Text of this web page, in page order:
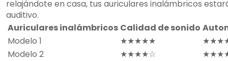
relajándote en casa, tus auriculares inalámbricos
auditivo.
Auriculares inalámbricos Calidad de sonido
Modelo 1
★★★★★
Modelo 2
★★★★☆